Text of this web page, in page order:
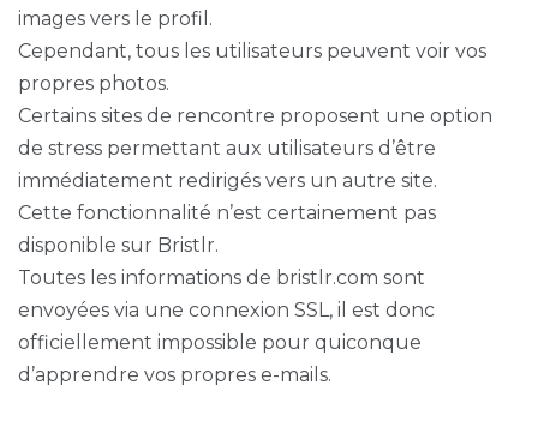
images vers le profil.
Cependant, tous les utilisateurs peuvent voir vos
propres photos.
Certains sites de rencontre proposent une option
de stress permettant aux utilisateurs d’être
immédiatement redirigés vers un autre site.
Cette fonctionnalité n’est certainement pas
disponible sur Bristlr.
Toutes les informations de bristlr.com sont
envoyées via une connexion SSL, il est donc
officiellement impossible pour quiconque
d’apprendre vos propres e-mails.